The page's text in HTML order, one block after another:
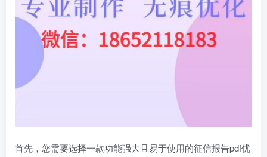
首先，您需要选择一款功能强大且易于使用的征信报告pdf优